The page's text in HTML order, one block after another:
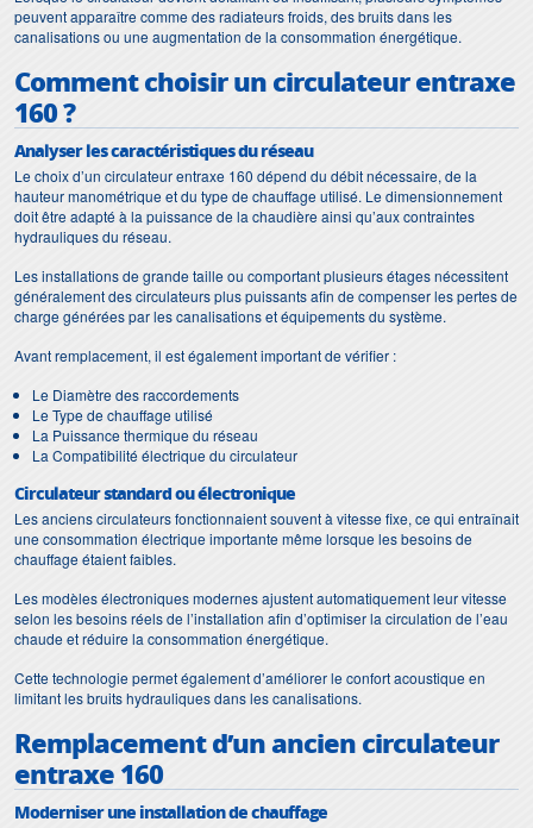
peuvent apparaître comme des radiateurs froids, des bruits dans les
canalisations ou une augmentation de la consommation énergétique.
Comment choisir un circulateur entraxe
160 ?
Analyser les caractéristiques du réseau
Le choix d’un circulateur entraxe 160 dépend du débit nécessaire, de la
hauteur manométrique et du type de chauffage utilisé. Le dimensionnement
doit être adapté à la puissance de la chaudière ainsi qu’aux contraintes
hydrauliques du réseau.
Les installations de grande taille ou comportant plusieurs étages nécessitent
généralement des circulateurs plus puissants afin de compenser les pertes de
charge générées par les canalisations et équipements du système.
Avant remplacement, il est également important de vérifier :
Le Diamètre des raccordements
Le Type de chauffage utilisé
La Puissance thermique du réseau
La Compatibilité électrique du circulateur
Circulateur standard ou électronique
Les anciens circulateurs fonctionnaient souvent à vitesse fixe, ce qui entraînait
une consommation électrique importante même lorsque les besoins de
chauffage étaient faibles.
Les modèles électroniques modernes ajustent automatiquement leur vitesse
selon les besoins réels de l’installation afin d’optimiser la circulation de l’eau
chaude et réduire la consommation énergétique.
Cette technologie permet également d’améliorer le confort acoustique en
limitant les bruits hydrauliques dans les canalisations.
Remplacement d’un ancien circulateur
entraxe 160
Moderniser une installation de chauffage